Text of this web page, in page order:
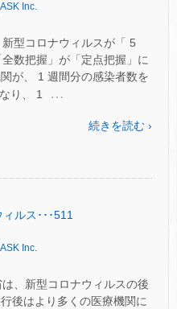
ASK Inc.
型コロナウィルスが「 5
数把握」が「定点把握」に
が、 1 週間分の感染者数を
り、 1
…
続きを読む ›
ルス･･･511
ASK Inc.
、新型コロナウィルスの後
後はより多くの医療機関に